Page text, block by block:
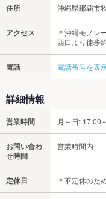
住所 沖縄県那覇市
アクセス
＊沖縄モノレ
西口より徒歩
電話 電話番号を表
詳細情報
営業時間 月～日: 17:00
お問い合わ
せ時間
営業時間内
定休日 ＊不定休のた